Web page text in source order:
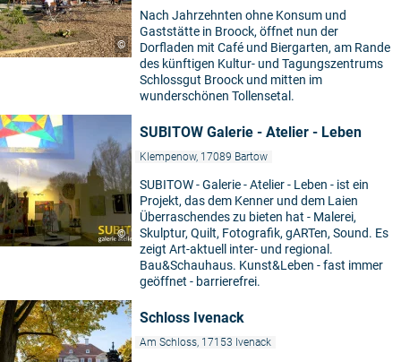
©
Nach Jahrzehnten ohne Konsum und
Gaststätte in Broock, öffnet nun der
Dorfladen mit Café und Biergarten, am Rande
des künftigen Kultur- und Tagungszentrums
Schlossgut Broock und mitten im
wunderschönen Tollensetal.
©
SUBITOW Galerie - Atelier - Leben
Klempenow, 17089 Bartow
SUBITOW - Galerie - Atelier - Leben - ist ein
Projekt, das dem Kenner und dem Laien
Überraschendes zu bieten hat - Malerei,
Skulptur, Quilt, Fotografik, gARTen, Sound. Es
zeigt Art-aktuell inter- und regional.
Bau&Schauhaus. Kunst&Leben - fast immer
geöffnet - barrierefrei.
Schloss Ivenack
Am Schloss, 17153 Ivenack